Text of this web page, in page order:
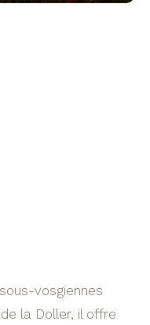
vosgiennes
la Doller, il offre